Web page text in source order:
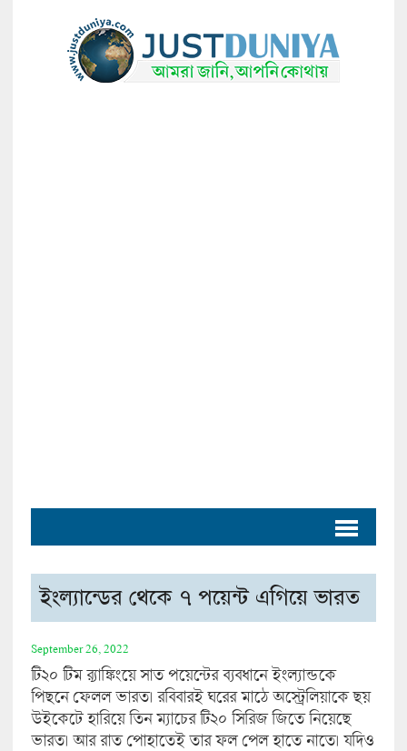
ইংল্যান্ডের থেকে ৭ পয়েন্ট এগিয়ে ভারত
September 26, 2022
টি২০ টিম র‍্যাঙ্কিংয়ে সাত পয়েন্টের ব্যবধানে ইংল্যান্ডকে
পিছনে ফেলল ভারত। রবিবারই ঘরের মাঠে অস্ট্রেলিয়াকে ছয়
উইকেটে হারিয়ে তিন ম্যাচের টি২০ সিরিজ জিতে নিয়েছে
ভারত। আর রাত পোহাতেই তার ফল পেল হাতে নাতে। যদিও